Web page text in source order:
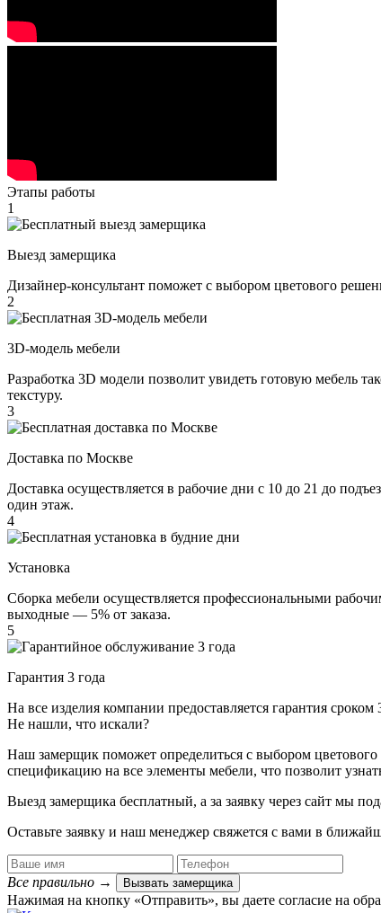
Этапы работы
1
Выезд замерщика
Дизайнер-консультант поможет с выбором цветового
2
3D-модель мебели
Разработка 3D модели позволит увидеть готовую мебель
текстуру.
3
Доставка по Москве
Доставка осуществляется в рабочие дни с 10 до 21 до
один этаж.
4
Установка
Сборка мебели осуществляется профессиональными
выходные — 5% от заказа.
5
Гарантия 3 года
На все изделия компании предоставляется гарантия
Не нашли, что искали?
Наш замерщик поможет определиться с выбором цветового
спецификацию на все элементы мебели, что позволит
Выезд замерщика бесплатный, а за заявку через сайт мы
Оставьте заявку и наш менеджер свяжется с вами в
Все правильно → Вызвать замерщика
Нажимая на кнопку «Отправить», вы даете согласие на